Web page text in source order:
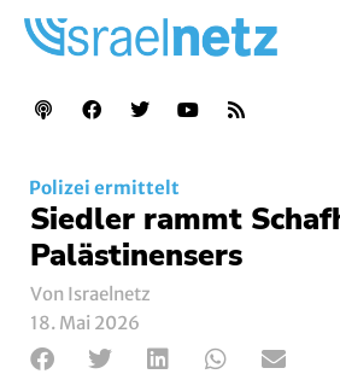
Polizei ermittelt
Siedler rammt
Palästinensers
Von Israelnetz
18. Mai 2026